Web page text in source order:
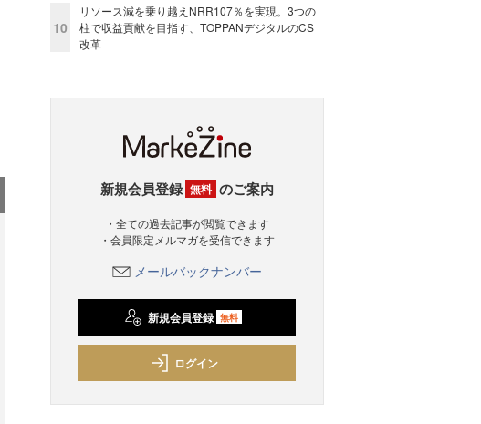
10
リソース減を乗り越えNRR107％を実現。3つの
柱で収益貢献を目指す、TOPPANデジタルのCS
改革
新規会員登録 無料 のご案内
・全ての過去記事が閲覧できます
・会員限定メルマガを受信できます
メールバックナンバー
新規会員登録 無料
ログイン